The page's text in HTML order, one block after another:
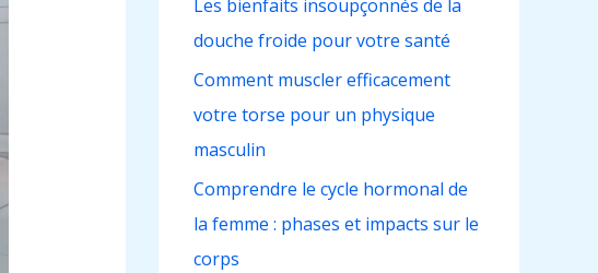
c
h
e
r
:
Les bienfaits insoupçonnés de la
douche froide pour votre santé
Comment muscler efficacement
votre torse pour un physique
masculin
Comprendre le cycle hormonal de
la femme : phases et impacts sur le
corps